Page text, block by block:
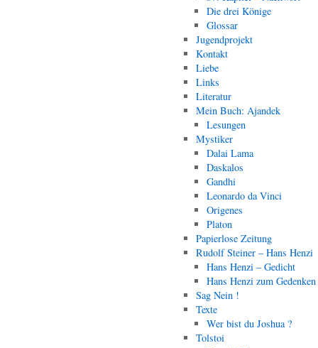
Die drei Könige
Glossar
Jugendprojekt
Kontakt
Liebe
Links
Literatur
Mein Buch: Ajandek
Lesungen
Mystiker
Dalai Lama
Daskalos
Gandhi
Leonardo da Vinci
Origenes
Platon
Papierlose Zeitung
Rudolf Steiner – Hans Henzi
Hans Henzi – Gedicht
Hans Henzi zum Gedenken
Sag Nein !
Texte
Wer bist du Joshua ?
Tolstoi